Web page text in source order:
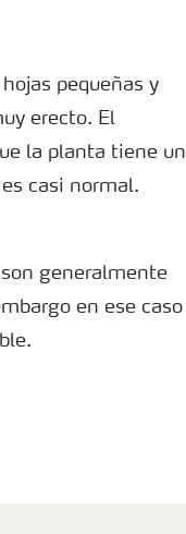
pequeñas y
erecto. El
la planta tiene un
casi normal.
generalmente
en ese caso